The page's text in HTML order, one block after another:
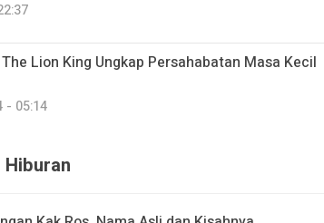
Lion King Ungkap Persahabatan Masa Kecil
- 05:14